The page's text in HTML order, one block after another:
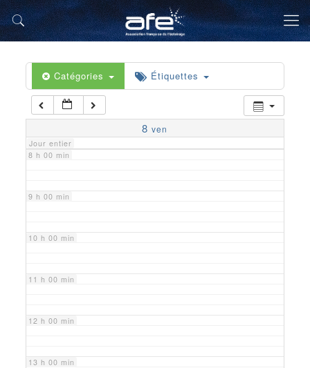
Catégories Étiquettes
8 ven
Jour entier
5 h 00 min
6 h 00 min
7 h 00 min
8 h 00 min
9 h 00 min
10 h 00 min
11 h 00 min
12 h 00 min
13 h 00 min